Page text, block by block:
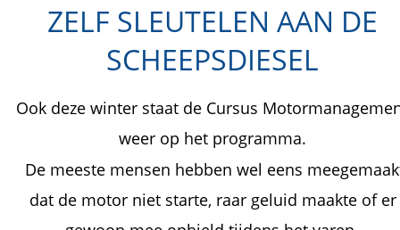
ZELF SLEUTELEN AAN DE
SCHEEPSDIESEL
Ook deze winter staat de Cursus
weer op het programma.
De meeste mensen hebben wel eens
dat de motor niet starte, raar geluid maakte of er